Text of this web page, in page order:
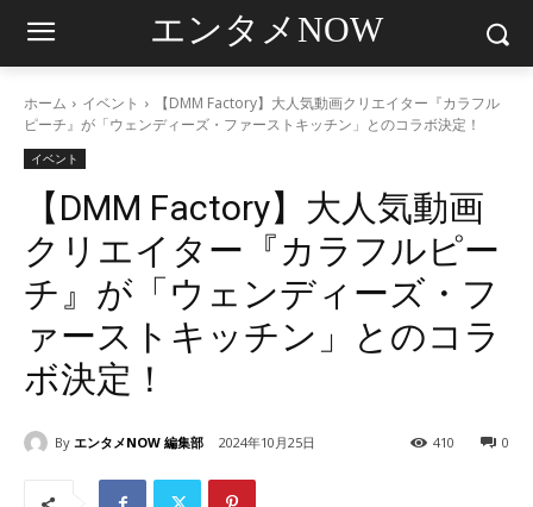
エンタメNOW
ホーム イベント
【DMM Factory】大人気動画クリエイター『カラフル
ピーチ』が「ウェンディーズ・ファーストキッチン」とのコラボ決定！
イベント
【DMM Factory】大人気動画
クリエイター『カラフルピー
チ』が「ウェンディーズ・フ
ァーストキッチン」とのコラ
ボ決定！
By エンタメNOW 編集部 2024年10月25日 0
410